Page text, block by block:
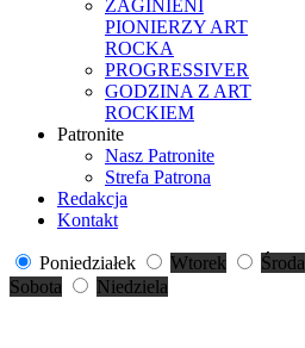
ZAGINIENI
PIONIERZY ART
ROCKA
PROGRESSIVER
GODZINA Z ART
ROCKIEM
Patronite
Nasz Patronite
Strefa Patrona
Redakcja
Kontakt
Poniedziałek Wtorek Środa
Sobota
Niedziela